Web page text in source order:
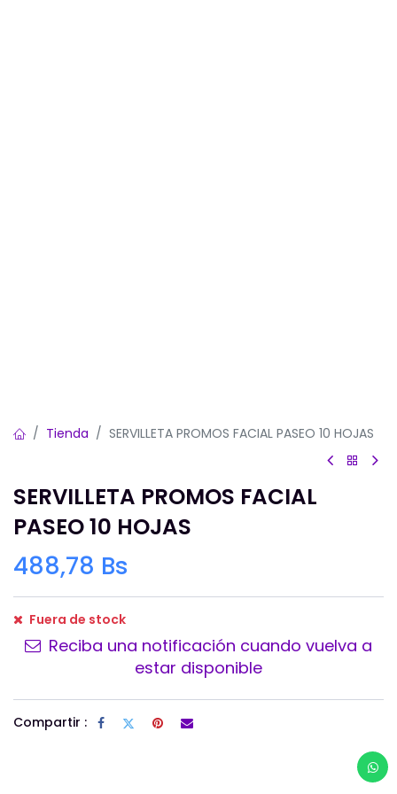
Tienda SERVILLETA PROMOS FACIAL PASEO 10 HOJAS
SERVILLETA PROMOS FACIAL
PASEO 10 HOJAS
488,78 Bs
Fuera de stock
Reciba una notificación cuando vuelva a
estar disponible
Compartir :